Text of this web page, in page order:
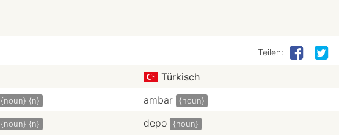
Teilen:
Türkisch
{noun} {n} ambar {noun}
{noun} {n} depo {noun}